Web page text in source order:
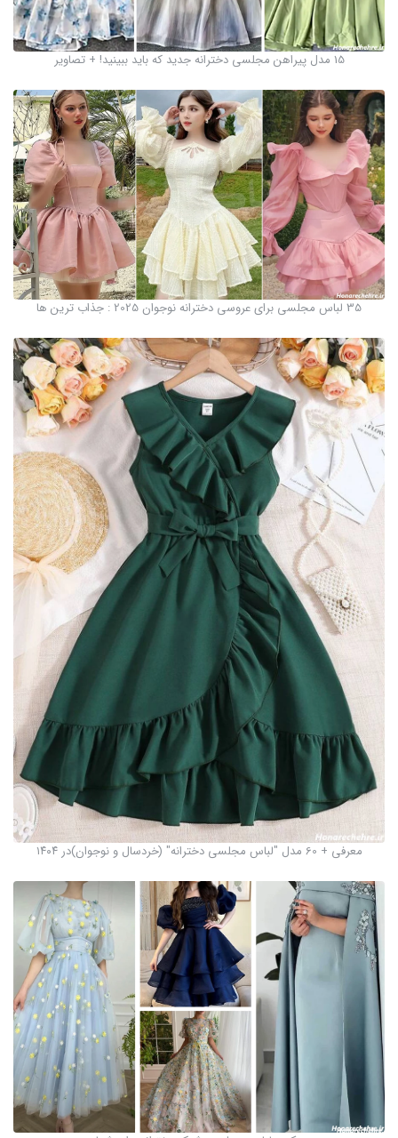
15 مدل پیراهن مجلسی دخترانه جدید که باید ببینید! + تصاویر
35 لباس مجلسی برای عروسی دخترانه نوجوان 2025 : جذاب ترین ها
معرفی + 60 مدل "لباس مجلسی دخترانه" (خردسال و نوجوان)در ۱۴۰۴